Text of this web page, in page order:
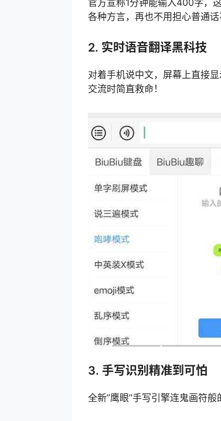
各种方言，再也不用担心普通话
2. 实时语音翻译黑科技
对着手机说中文，屏幕上直接
交流时简直救命！
3. 手写识别精准到可怕
全新”鹰眼”手写引擎连鬼画符